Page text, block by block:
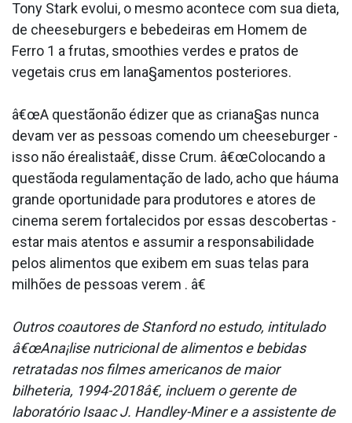
Tony Stark evolui, o mesmo acontece com sua dieta,
de cheeseburgers e bebedeiras em Homem de
Ferro 1 a frutas, smoothies verdes e pratos de
vegetais crus em lana§amentos posteriores.
â€œA questãonão édizer que as criana§as nunca
devam ver as pessoas comendo um cheeseburger -
isso não érealistaâ€, disse Crum. â€œColocando a
questãoda regulamentação de lado, acho que háuma
grande oportunidade para produtores e atores de
cinema serem fortalecidos por essas descobertas -
estar mais atentos e assumir a responsabilidade
pelos alimentos que exibem em suas telas para
milhões de pessoas verem . â€
Outros coautores de Stanford no estudo, intitulado
â€œAna¡lise nutricional de alimentos e bebidas
retratadas nos filmes americanos de maior
bilheteria, 1994-2018â€, incluem o gerente de
laboratório Isaac J. Handley-Miner e a assistente de